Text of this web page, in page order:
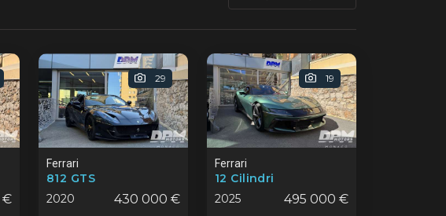
€
29
Ferrari
812 GTS
2020
430 000 €
19
Ferrari
12 Cilindri
2025
495 000 €